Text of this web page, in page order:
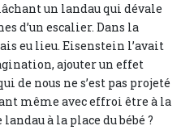
un landau qui dévale
d’un escalier. Dans la
eu lieu. Eisenstein l’avait
ajouter un effet
de nous ne s’est pas projeté
même avec effroi être à la
à la place du bébé ?